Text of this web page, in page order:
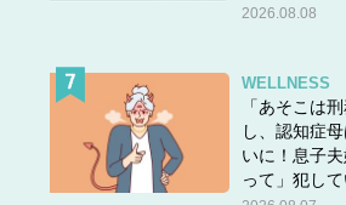
ちょっと待って。ポイントカードの
そう思った方もいるかもしれません
クレカは、ジムなどの会員証や百貨
兼ねているものが多く、気づけばた
いるかも。
2026.08.08
WELLNESS
「あそこは
し、認知症
いに！息子
って」犯し